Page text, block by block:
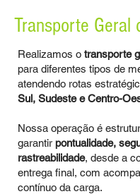
Transporte Geral
Realizamos o transporte
para diferentes tipos de
atendendo rotas
Sul, Sudeste e Centro-
Nossa operação é
garantir pontualidade,
rastreabilidade, desde a
entrega final, com
contínuo da carga.